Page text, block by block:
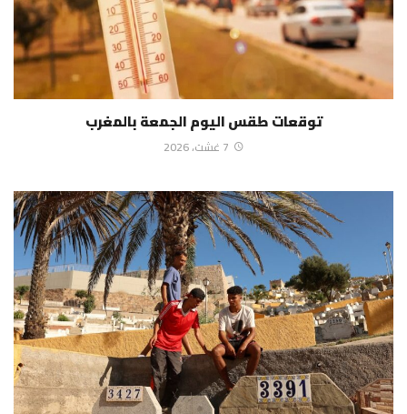
توقعات طقس اليوم الجمعة بالمغرب
7 غشت، 2026